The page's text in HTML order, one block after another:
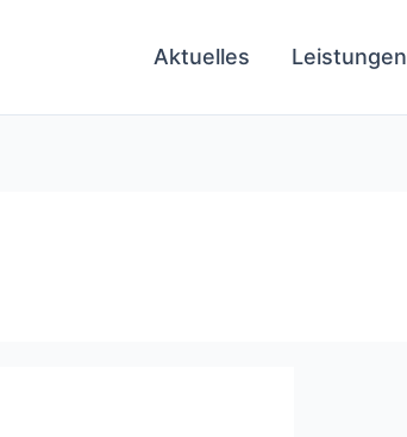
Aktuelles Leistungen